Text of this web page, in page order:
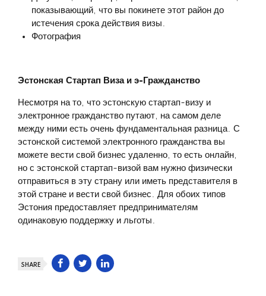
показывающий, что вы покинете этот район до
истечения срока действия визы.
Фотография
Эстонская Стартап Виза и э-Гражданство
Несмотря на то, что эстонскую стартап-визу и
электронное гражданство путают, на самом деле
между ними есть очень фундаментальная разница. С
эстонской системой электронного гражданства вы
можете вести свой бизнес удаленно, то есть онлайн,
но с эстонской стартап-визой вам нужно физически
отправиться в эту страну или иметь представителя в
этой стране и вести свой бизнес. Для обоих типов
Эстония предоставляет предпринимателям
одинаковую поддержку и льготы.
SHARE